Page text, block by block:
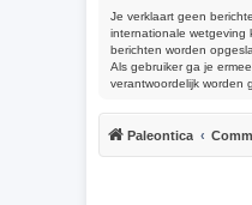
Je verklaart geen
internationale wetgeving
berichten worden
Als gebruiker ga je
verantwoordelijk worden
Paleontica